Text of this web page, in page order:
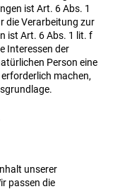
ist Art. 6 Abs. 1
die Verarbeitung zur
ist Art. 6 Abs. 1 lit. f
Interessen der
Person eine
machen,
unserer
passen die